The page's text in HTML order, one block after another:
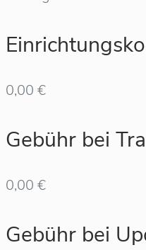
0,00 €
Gebühr bei
0,00 €
Gebühr bei